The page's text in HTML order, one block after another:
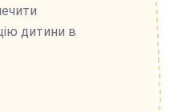
дитини в